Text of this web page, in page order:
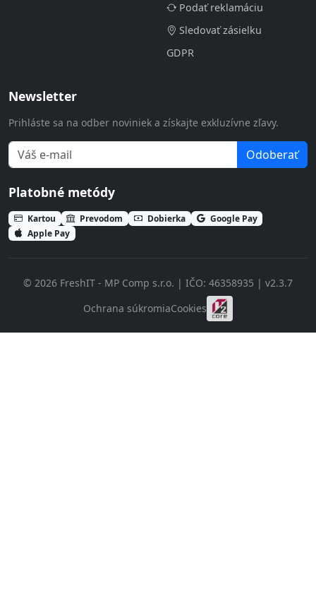
Podať reklamáciu
Sledovať zásielku
GDPR
Newsletter
Prihláste sa na odber noviniek a získajte exkluzívne zľavy.
Odoberať
Platobné metódy
Kartou Prevodom Dobierka
Google Pay
Apple Pay
© 2026 FreshIT - MP Comp s.r.o. | IČO: 46358935 | v2.3.7
Ochrana súkromiaCookies